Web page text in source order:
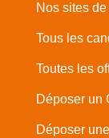
Nos sites
Tous les
Toutes les
Déposer un
Déposer